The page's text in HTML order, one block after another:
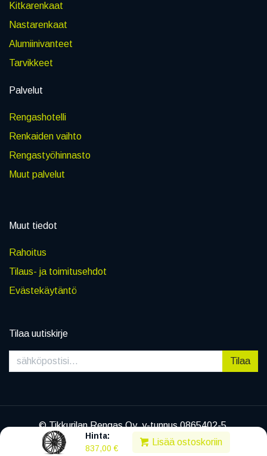
Hinta:
837,00 €
Lisää ostoskoriin
Kitkarenkaat
Nastarenkaat
Alumiinivanteet
Tarvikkeet
Palvelut
Rengashotelli
Renkaiden vaihto
Rengastyöhinnasto
Muut palvelut
Muut tiedot
Rahoitus
Tilaus- ja toimitusehdot
Evästekäytäntö
Tilaa uutiskirje
Tilaa
© Tikkurilan Rengas Oy, y-tunnus 0865402-5
|Tietosuojaseloste